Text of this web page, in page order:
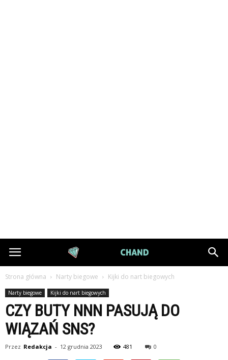
DiamondChand.pl
Strona główna Narty biegowe Kijki do nart biegowych
Narty biegowe Kijki do nart biegowych
CZY BUTY NNN PASUJĄ DO
WIĄZAŃ SNS?
Przez Redakcja - 12 grudnia 2023 481 0